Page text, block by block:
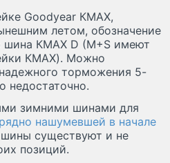
Goodyear КМАХ,
летом, обозначение
шина КМАХ D (M+S имеют
КМАХ). Можно
торможения 5-
недостаточно.
зимними шинами для
нашумевшей в начале
шины существуют и не
позиций.